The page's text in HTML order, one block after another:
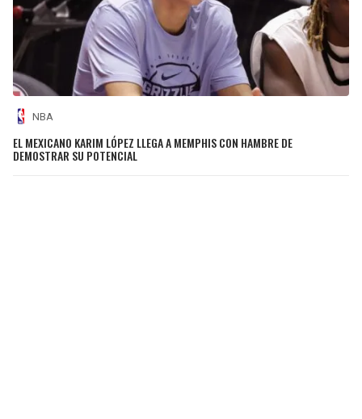
NBA
EL MEXICANO KARIM LÓPEZ LLEGA A MEMPHIS CON HAMBRE DE
DEMOSTRAR SU POTENCIAL